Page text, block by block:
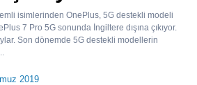
isimlerinden OnePlus, 5G destekli modeli
7 Pro 5G sonunda İngiltere dışına çıkıyor.
Son dönemde 5G destekli modellerin
2019